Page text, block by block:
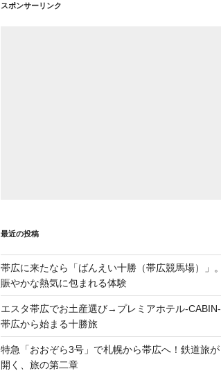
スポンサーリンク
最近の投稿
帯広に来たなら「ばんえい十勝（帯広競馬場）」。
賑やかな熱気に包まれる体験
エスタ帯広でお土産選び→プレミアホテル-CABIN-
帯広から始まる十勝旅
特急「おおぞら3号」で札幌から帯広へ！鉄道旅が
開く、旅の第二章